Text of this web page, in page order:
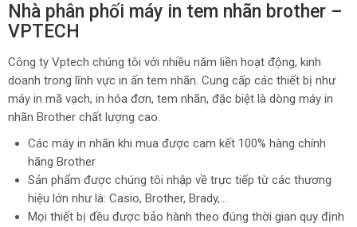
Nhà phân phối máy in tem nhãn brother –
VPTECH
Công ty Vptech chúng tôi với nhiều năm liền hoạt động, kinh
doanh trong lĩnh vực in ấn tem nhãn. Cung cấp các thiết bị như
máy in mã vạch, in hóa đơn, tem nhãn, đặc biệt là dòng máy in
nhãn Brother chất lượng cao.
Các máy in nhãn khi mua được cam kết 100% hàng chính
hãng Brother
Sản phẩm được chúng tôi nhập về trực tiếp từ các thương
hiệu lớn như là: Casio, Brother, Brady,…
Mọi thiết bị đều được bảo hành theo đúng thời gian quy định